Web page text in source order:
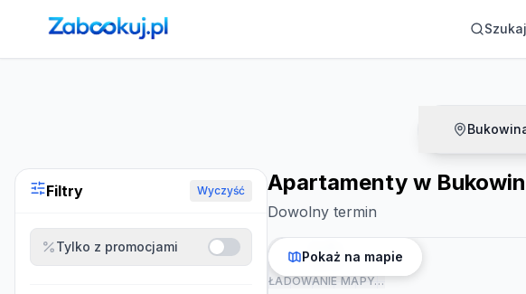
Strona główna ›Noclegi Szukaj
Filtry Wyczyść
Tylko z promocjami
Apartamenty w
Dowolny termin
ŁADOWANIE MAPY…
Pokaż na mapie